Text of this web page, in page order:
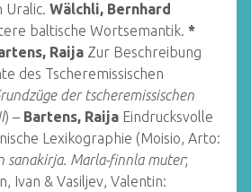
Uralic. Wälchli, Bernhard
baltische Wortsemantik. *
Raija Zur Beschreibung
des Tscheremissischen
der tscheremissischen
) – Bartens, Raija Eindrucksvolle
Lexikographie (Moisio, Arto:
sanakirja. Marla-finnla muter;
Ivan & Vasiljev, Valentin: